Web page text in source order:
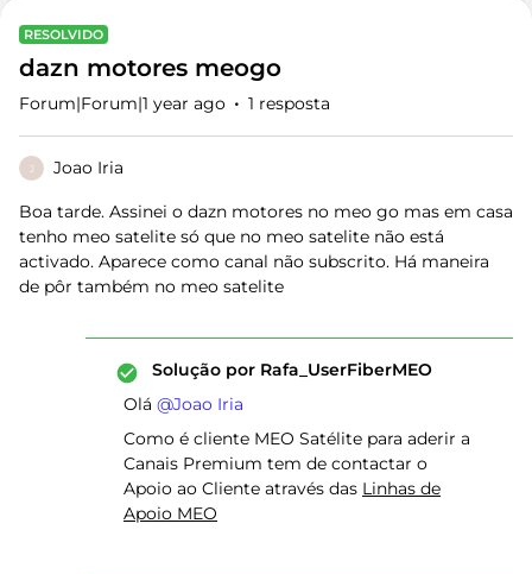
RESOLVIDO
dazn motores meogo
Forum|Forum|1 year ago 1 resposta
J Joao Iria
Boa tarde. Assinei o dazn motores no meo go mas em casa
tenho meo satelite só que no meo satelite não está
activado. Aparece como canal não subscrito. Há maneira
de pôr também no meo satelite
Solução por Rafa_UserFiberMEO
Olá ​ @Joao Iria
Como é cliente MEO Satélite para aderir a
Canais Premium tem de contactar o
Apoio ao Cliente através das Linhas de
Apoio MEO